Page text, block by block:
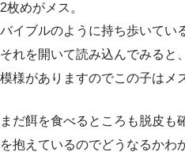
2枚めがメス。
バイブルのように持ち歩いてい
それを開いて読み込んでみると
模様がありますのでこの子はメ
まだ餌を食べるところも脱皮も
を抱えているのでどうなるかわ